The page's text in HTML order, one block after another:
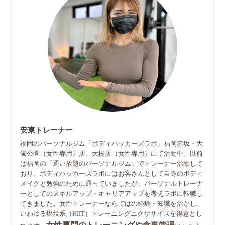
安東トレーナー
福岡のパーソナルジム「ボディハッカーズラボ」福岡赤坂・大
濠公園（女性専用）店、大橋店（女性専用）にて活動中。以前
は福岡の「通い放題のパーソナルジム」でトレーナー活動して
おり、ボディハッカーズラボにはお客さんとして自身のボディ
メイクと勉強のために通っていましたが、パーソナルトレーナ
ーとしてのスキルアップ・キャリアアップを考えラボに転職し
てきました。女性トレーナーならではの経験・知識を活かし、
いわゆる燃焼系（HIIT）トレーニングエクササイズを得意とし